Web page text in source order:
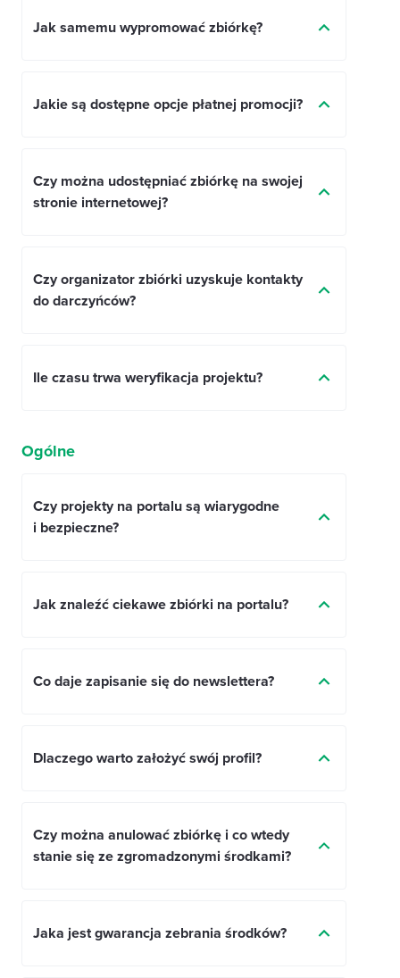
Jak samemu wypromować zbiórkę?
Jakie są dostępne opcje płatnej promocji?
Czy można udostępniać zbiórkę na swojej
stronie internetowej?
Czy organizator zbiórki uzyskuje kontakty
do darczyńców?
Ile czasu trwa weryfikacja projektu?
Ogólne
Czy projekty na portalu są wiarygodne
i bezpieczne?
Jak znaleźć ciekawe zbiórki na portalu?
Co daje zapisanie się do newslettera?
Dlaczego warto założyć swój profil?
Czy można anulować zbiórkę i co wtedy
stanie się ze zgromadzonymi środkami?
Jaka jest gwarancja zebrania środków?